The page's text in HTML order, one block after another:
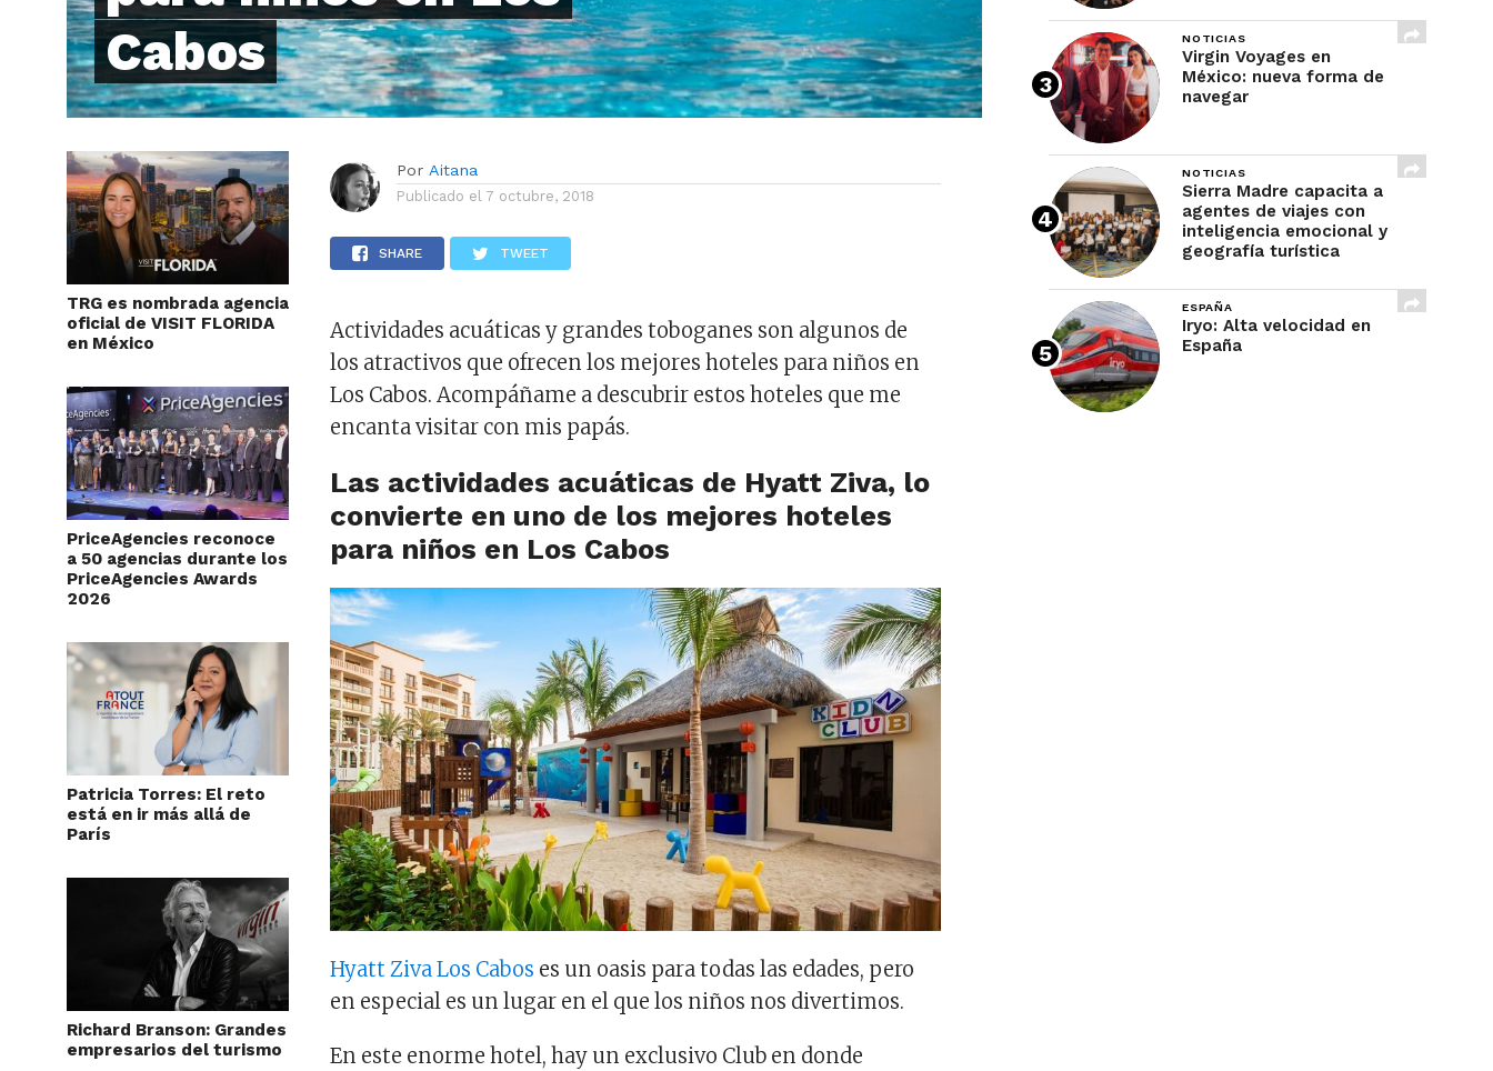
Cabos
TRG es nombrada agencia
oficial de VISIT FLORIDA
en México
PriceAgencies reconoce
a 50 agencias durante los
PriceAgencies Awards
2026
Patricia Torres: El reto
está en ir más allá de
París
Richard Branson: Grandes
empresarios del turismo
Por Aitana
Publicado el 7 octubre, 2018
SHARE TWEET
Actividades acuáticas y grandes toboganes son algunos de
los atractivos que ofrecen los mejores hoteles para niños en
Los Cabos. Acompáñame a descubrir estos hoteles que me
encanta visitar con mis papás.
Las actividades acuáticas de Hyatt Ziva, lo
convierte en uno de los mejores hoteles
para niños en Los Cabos
Hyatt ZivaLos Cabos es un oasis para todas las edades, pero
en especial es un lugar en el que los niños nos divertimos.
En este enorme hotel, hay un exclusivo Club en donde
NOTICIAS
Virgin Voyages en
México: nueva forma de
navegar
NOTICIAS
Sierra Madre capacita a
agentes de viajes con
inteligencia emocional y
geografía turística
ESPAÑA
Iryo: Alta velocidad en
España